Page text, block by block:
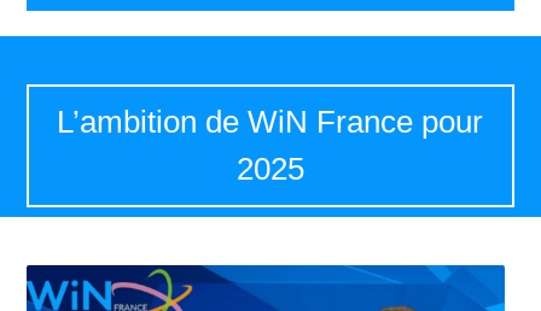
L’ambition de WiN France pour
2025